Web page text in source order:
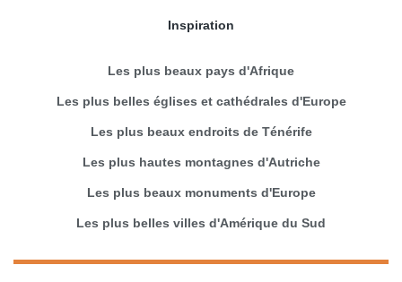
Inspiration
Les plus beaux pays d'Afrique
Les plus belles églises et cathédrales d'Europe
Les plus beaux endroits de Ténérife
Les plus hautes montagnes d'Autriche
Les plus beaux monuments d'Europe
Les plus belles villes d'Amérique du Sud